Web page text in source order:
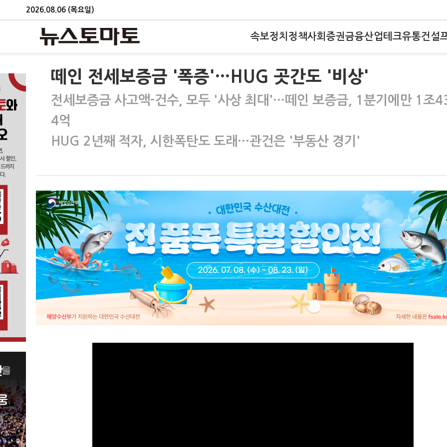
2026.08.06 (목요일)
속보정치 정책사회 증권금융산업테크유통건설
떼인 전세보증금 '폭증'…HUG 곳간도 '비상'
전세보증금 사고액-건수, 모두 '사상 최대'…떼인 보증금, 1분기에만 1조
4억
HUG 2년째 적자, 시한폭탄도 도래…관건은 '부동산 경기'